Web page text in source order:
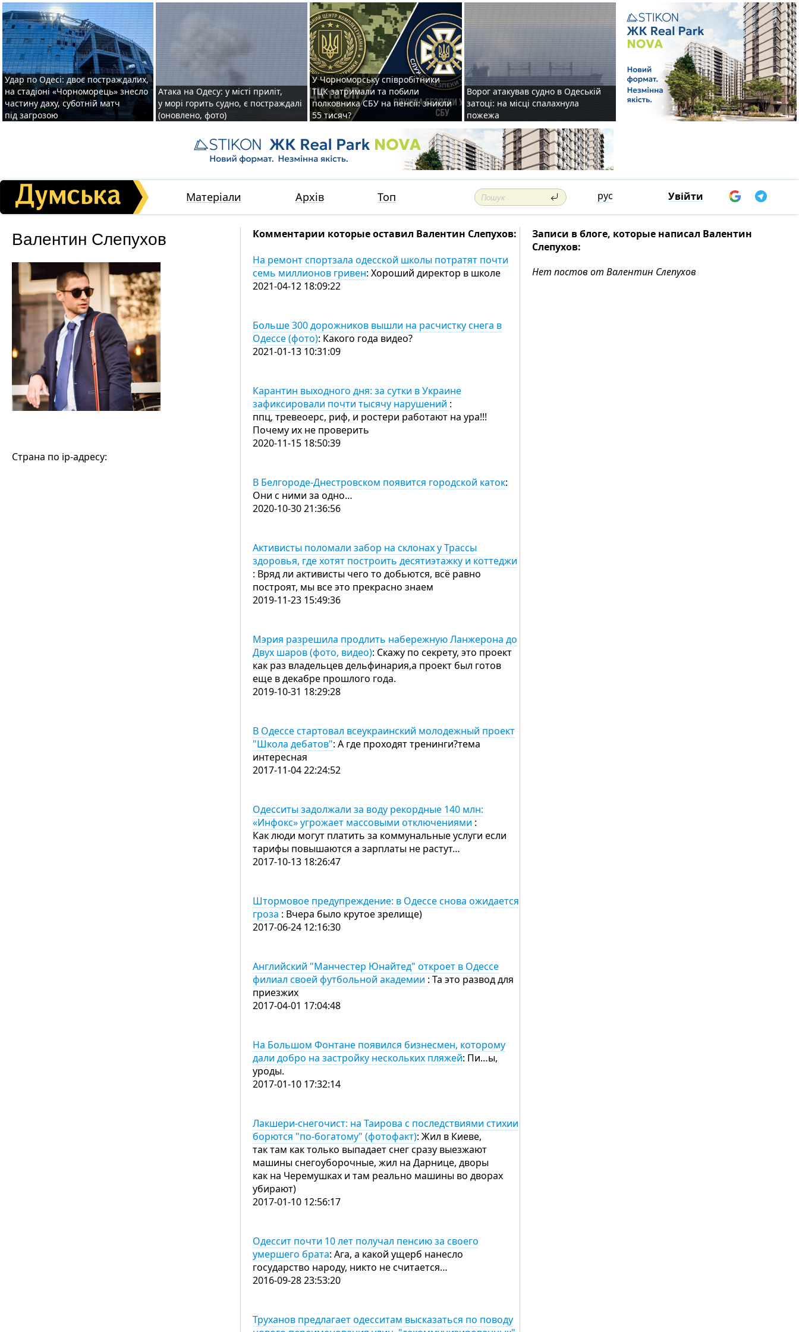
Удар по Одесі: двоє постраждалих,
на стадіоні «Чорноморець» знесло
частину даху, суботній матч
під загрозою
Атака на Одесу: у місті приліт,
у морі горить судно, є постраждалі
(оновлено, фото)
У Чорноморську співробітники
ТЦК затримали та побили
полковника СБУ на пенсії: зникли
55 тисяч?
Ворог атакував судно в Одеській
затоці: на місці спалахнула
пожежа
Матеріали Архів Топ рус Увійти
Валентин Слепухов
Страна по ip-адресу:
Комментарии которые оставил Валентин Слепухов:
На ремонт спортзала одесской школы потратят почти
семь миллионов гривен: Хороший директор в школе
2021-04-12 18:09:22
Больше 300 дорожников вышли на расчистку снега в
Одессе (фото): Какого года видео?
2021-01-13 10:31:09
Карантин выходного дня: за сутки в Украине
зафиксировали почти тысячу нарушений :
ппц, тревеоерс, риф, и ростери работают на ура!!!
Почему их не проверить
2020-11-15 18:50:39
В Белгороде-Днестровском появится городской каток:
Они с ними за одно…
2020-10-30 21:36:56
Активисты поломали забор на склонах у Трассы
здоровья, где хотят построить десятиэтажку и коттеджи
: Вряд ли активисты чего то добьются, всё равно
построят, мы все это прекрасно знаем
2019-11-23 15:49:36
Мэрия разрешила продлить набережную Ланжерона до
Двух шаров (фото, видео): Скажу по секрету, это проект
как раз владельцев дельфинария,а проект был готов
еще в декабре прошлого года.
2019-10-31 18:29:28
В Одессе стартовал всеукраинский молодежный проект
"Школа дебатов": А где проходят тренинги?тема
интересная
2017-11-04 22:24:52
Одесситы задолжали за воду рекордные 140 млн:
«Инфокс» угрожает массовыми отключениями :
Как люди могут платить за коммунальные услуги если
тарифы повышаются а зарплаты не растут…
2017-10-13 18:26:47
Штормовое предупреждение: в Одессе снова ожидается
гроза : Вчера было крутое зрелище)
2017-06-24 12:16:30
Английский "Манчестер Юнайтед" откроет в Одессе
филиал своей футбольной академии : Та это развод для
приезжих
2017-04-01 17:04:48
На Большом Фонтане появился бизнесмен, которому
дали добро на застройку нескольких пляжей: Пи…ы,
уроды.
2017-01-10 17:32:14
Лакшери-снегочист: на Таирова с последствиями стихии
борются "по-богатому" (фотофакт): Жил в Киеве,
так там как только выпадает снег сразу выезжают
машины снегоуборочные, жил на Дарнице, дворы
как на Черемушках и там реально машины во дворах
убирают)
2017-01-10 12:56:17
Одессит почти 10 лет получал пенсию за своего
умершего брата: Ага, а какой ущерб нанесло
государство народу, никто не считается…
2016-09-28 23:53:20
Труханов предлагает одесситам высказаться по поводу
Записи в блоге, которые написал Валентин
Слепухов:
Нет постов от Валентин Слепухов